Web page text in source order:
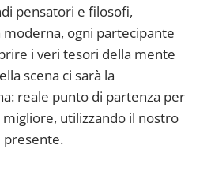
pensatori e filosofi,
moderna, ogni partecipante
i veri tesori della mente
scena ci sarà la
reale punto di partenza per
utilizzando il nostro
presente.